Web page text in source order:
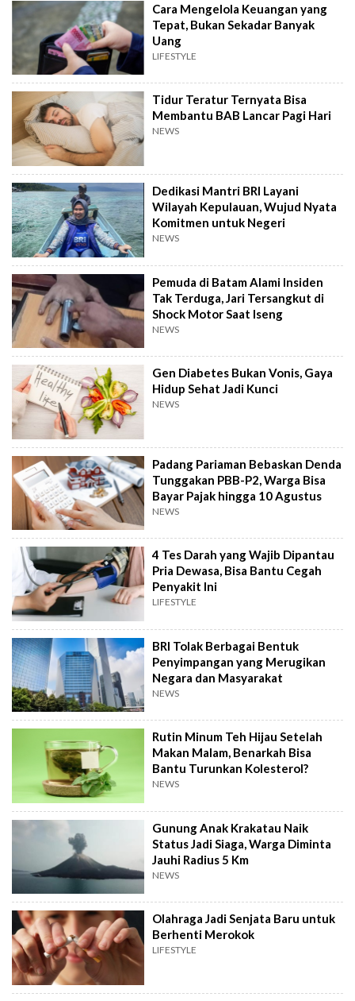
Cara Mengelola Keuangan yang
Tepat, Bukan Sekadar Banyak
Uang
LIFESTYLE
Tidur Teratur Ternyata Bisa
Membantu BAB Lancar Pagi Hari
NEWS
Dedikasi Mantri BRI Layani
Wilayah Kepulauan, Wujud Nyata
Komitmen untuk Negeri
NEWS
Pemuda di Batam Alami Insiden
Tak Terduga, Jari Tersangkut di
Shock Motor Saat Iseng
NEWS
Gen Diabetes Bukan Vonis, Gaya
Hidup Sehat Jadi Kunci
NEWS
Padang Pariaman Bebaskan Denda
Tunggakan PBB-P2, Warga Bisa
Bayar Pajak hingga 10 Agustus
NEWS
4 Tes Darah yang Wajib Dipantau
Pria Dewasa, Bisa Bantu Cegah
Penyakit Ini
LIFESTYLE
BRI Tolak Berbagai Bentuk
Penyimpangan yang Merugikan
Negara dan Masyarakat
NEWS
Rutin Minum Teh Hijau Setelah
Makan Malam, Benarkah Bisa
Bantu Turunkan Kolesterol?
NEWS
Gunung Anak Krakatau Naik
Status Jadi Siaga, Warga Diminta
Jauhi Radius 5 Km
NEWS
Olahraga Jadi Senjata Baru untuk
Berhenti Merokok
LIFESTYLE